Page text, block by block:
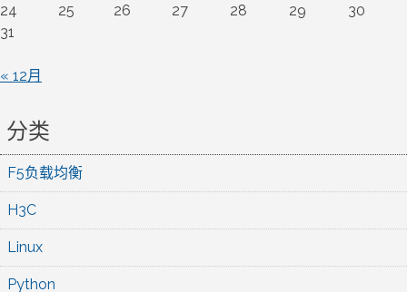
24
25 26 27 28 29
30
31
« 12月
分类
F5负载均衡
H3C
Linux
Python